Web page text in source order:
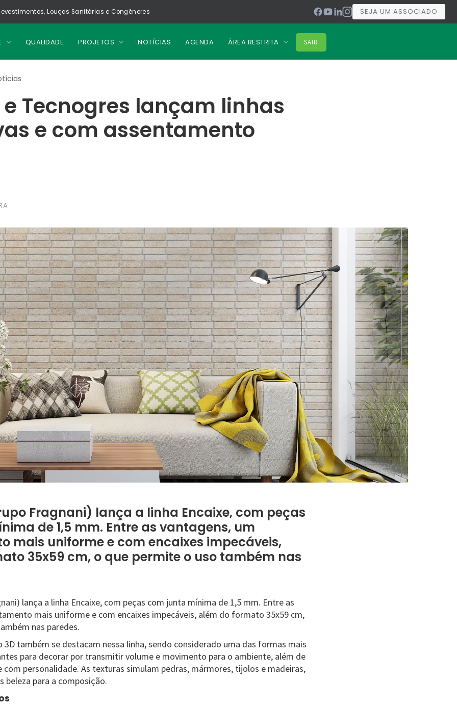
Louças Sanitárias e Congêneres SEJA UM ASSOCIADO
QUALIDADE PROJETOS NOTÍCIAS AGENDA ÁREA RESTRITA SAIR
Tecnogres lançam linhas
e com assentamento
Fragnani) lança a linha Encaixe, com peças
de 1,5 mm. Entre as vantagens, um
mais uniforme e com encaixes impecáveis,
35x59 cm, o que permite o uso também nas
lança a linha Encaixe, com peças com junta mínima de 1,5 mm. Entre as
mais uniforme e com encaixes impecáveis, além do formato 35x59 cm,
nas paredes.
3D também se destacam nessa linha, sendo considerado uma das formas mais
para decorar por transmitir volume e movimento para o ambiente, além de
com personalidade. As texturas simulam pedras, mármores, tijolos e madeiras,
beleza para a composição.